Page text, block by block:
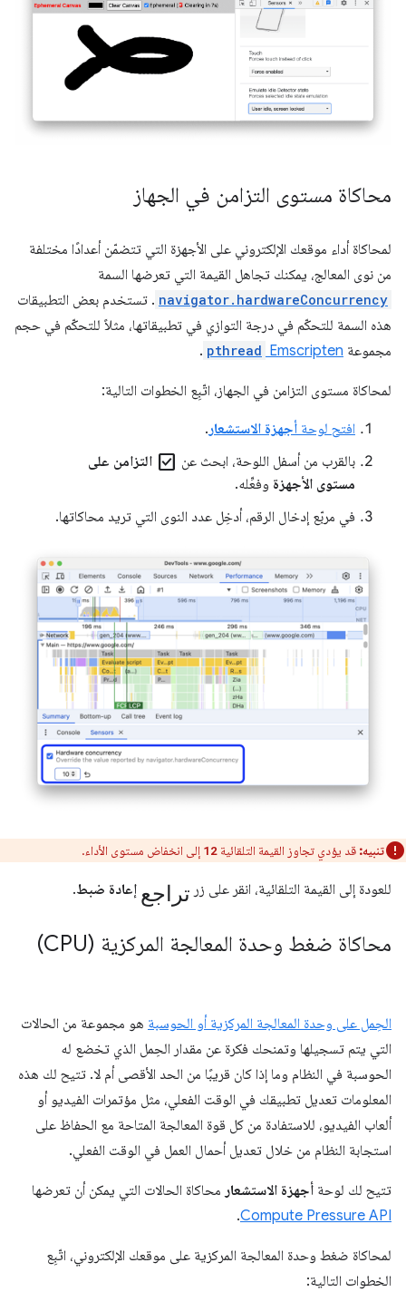
محاكاة مستوى التزامن في الجهاز
لمحاكاة أداء موقعك الإلكتروني على الأجهزة التي تتضمّن أعدادًا مختلفة
من نوى المعالج، يمكنك تجاهل القيمة التي تعرضها السمة
navigator.hardwareConcurrency . تستخدم بعض التطبيقات
هذه السمة للتحكّم في درجة التوازي في تطبيقاتها، مثلاً للتحكّم في حجم
مجموعة Emscripten
pthread
.
لمحاكاة مستوى التزامن في الجهاز، اتّبِع الخطوات التالية:
افتح لوحة أجهزة الاستشعار .
بالقرب من أسفل اللوحة، ابحث عن check_box التزامن على
مستوى الأجهزة وفعِّله.
في مربّع إدخال الرقم، أدخِل عدد النوى التي تريد محاكاتها.
تنبيه: قد يؤدي تجاوز القيمة التلقائية 12 إلى انخفاض مستوى الأداء.
للعودة إلى القيمة التلقائية، انقر على زر تراجع إعادة ضبط.
محاكاة ضغط وحدة المعالجة المركزية (CPU)
الحِمل على وحدة المعالجة المركزية أو الحوسبة هو مجموعة من الحالات
التي يتم تسجيلها وتمنحك فكرة عن مقدار الحِمل الذي تخضع له
الحوسبة في النظام وما إذا كان قريبًا من الحد الأقصى أم لا. تتيح لك هذه
المعلومات تعديل تطبيقك في الوقت الفعلي، مثل مؤتمرات الفيديو أو
ألعاب الفيديو، للاستفادة من كل قوة المعالجة المتاحة مع الحفاظ على
استجابة النظام من خلال تعديل أحمال العمل في الوقت الفعلي.
تتيح لك لوحة أجهزة الاستشعار محاكاة الحالات التي يمكن أن تعرضها
Compute Pressure API
.
لمحاكاة ضغط وحدة المعالجة المركزية على موقعك الإلكتروني، اتّبِع
الخطوات التالية: